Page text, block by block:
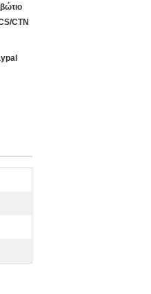
CTN